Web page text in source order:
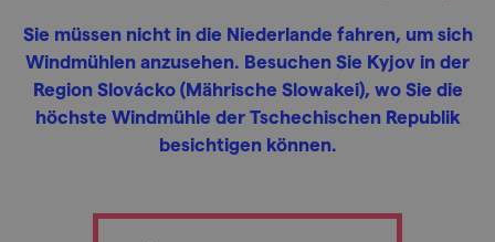
Sie müssen nicht in die Niederlande fahren, um sich
Windmühlen anzusehen. Besuchen Sie Kyjov in der
Region Slovácko (Mährische Slowakei), wo Sie die
höchste Windmühle der Tschechischen Republik
besichtigen können.